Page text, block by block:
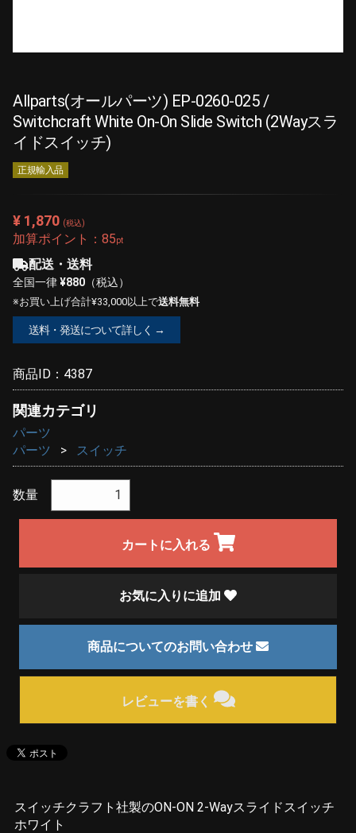
Allparts(オールパーツ) EP-0260-025 /
Switchcraft White On-On Slide Switch (2Wayスラ
イドスイッチ)
正規輸入品
¥ 1,870 (税込)
加算ポイント： 85pt
配送・送料
全国一律¥880 （税込）
※お買い上げ合計¥33,000以上で送料無料
送料・発送について詳しく →
商品ID： 4387
関連カテゴリ
パーツ
パーツ
スイッチ
数量
カートに入れる
お気に入りに追加
商品についてのお問い合わせ
レビューを書く
スイッチクラフト社製のON-ON 2-Wayスライドスイッチ
ホワイト